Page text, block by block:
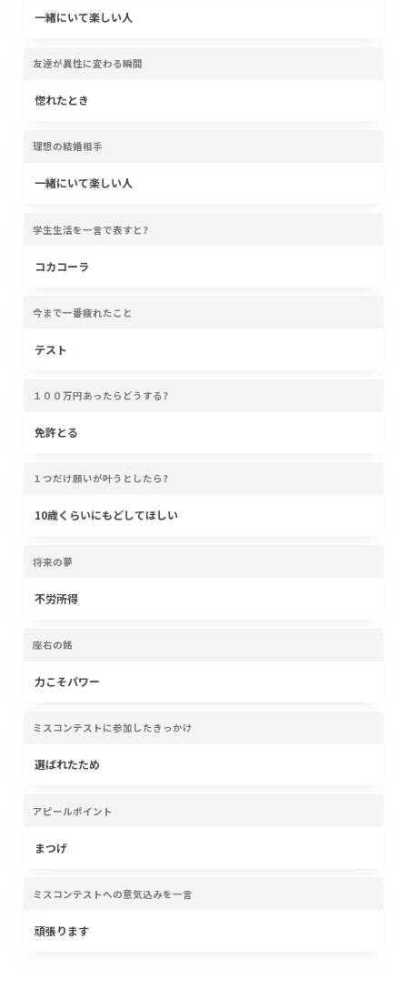
一緒にいて楽しい人
友達が異性に変わる瞬間
惚れたとき
理想の結婚相手
一緒にいて楽しい人
学生生活を一言で表すと?
コカコーラ
今まで一番疲れたこと
テスト
１００万円あったらどうする?
免許とる
１つだけ願いが叶うとしたら?
10歳くらいにもどしてほしい
将来の夢
不労所得
座右の銘
力こそパワー
ミスコンテストに参加したきっかけ
選ばれたため
アピールポイント
まつげ
ミスコンテストへの意気込みを一言
頑張ります